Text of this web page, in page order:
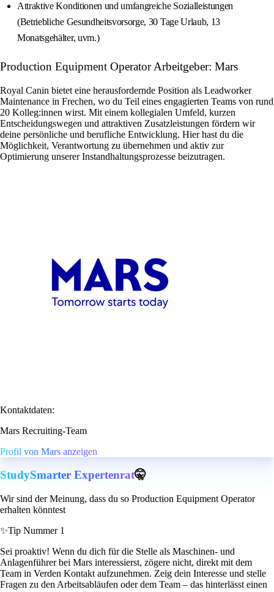
Attraktive Konditionen und umfangreiche Sozialleistungen
(Betriebliche Gesundheitsvorsorge, 30 Tage Urlaub, 13
Monatsgehälter, uvm.)
Production Equipment Operator Arbeitgeber: Mars
Royal Canin bietet eine herausfordernde Position als Leadworker
Maintenance in Frechen, wo du Teil eines engagierten Teams von rund
20 Kolleg:innen wirst. Mit einem kollegialen Umfeld, kurzen
Entscheidungswegen und attraktiven Zusatzleistungen fördern wir
deine persönliche und berufliche Entwicklung. Hier hast du die
Möglichkeit, Verantwortung zu übernehmen und aktiv zur
Optimierung unserer Instandhaltungsprozesse beizutragen.
Kontaktdaten:
Mars Recruiting-Team
Profil von Mars anzeigen
StudySmarter Expertenrat🤫
Wir sind der Meinung, dass du so Production Equipment Operator
erhalten könntest
✨Tip Nummer 1
Sei proaktiv! Wenn du dich für die Stelle als Maschinen- und
Anlagenführer bei Mars interessierst, zögere nicht, direkt mit dem
Team in Verden Kontakt aufzunehmen. Zeig dein Interesse und stelle
Fragen zu den Arbeitsabläufen oder dem Team – das hinterlässt einen